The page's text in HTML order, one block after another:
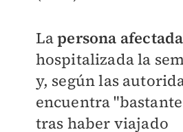
Lapersona afectada
hospitalizada la
y, según las
encuentra
tras haber viajado